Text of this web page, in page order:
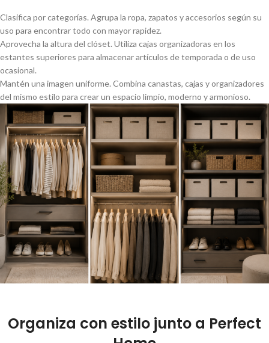
Clasifica por categorías. Agrupa la ropa, zapatos y accesorios según su
uso para encontrar todo con mayor rapidez.
Aprovecha la altura del clóset. Utiliza cajas organizadoras en los
estantes superiores para almacenar artículos de temporada o de uso
ocasional.
Mantén una imagen uniforme. Combina canastas, cajas y organizadores
del mismo estilo para crear un espacio limpio, moderno y armonioso.
Organiza con estilo junto a Perfect